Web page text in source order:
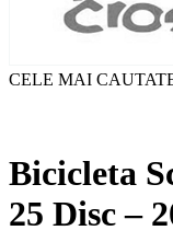
CELE MAI
Bicicleta
25 Disc –